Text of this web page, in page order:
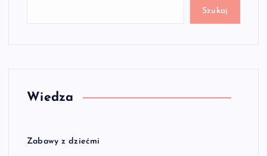
Szukaj
Wiedza
Zabawy z dziećmi